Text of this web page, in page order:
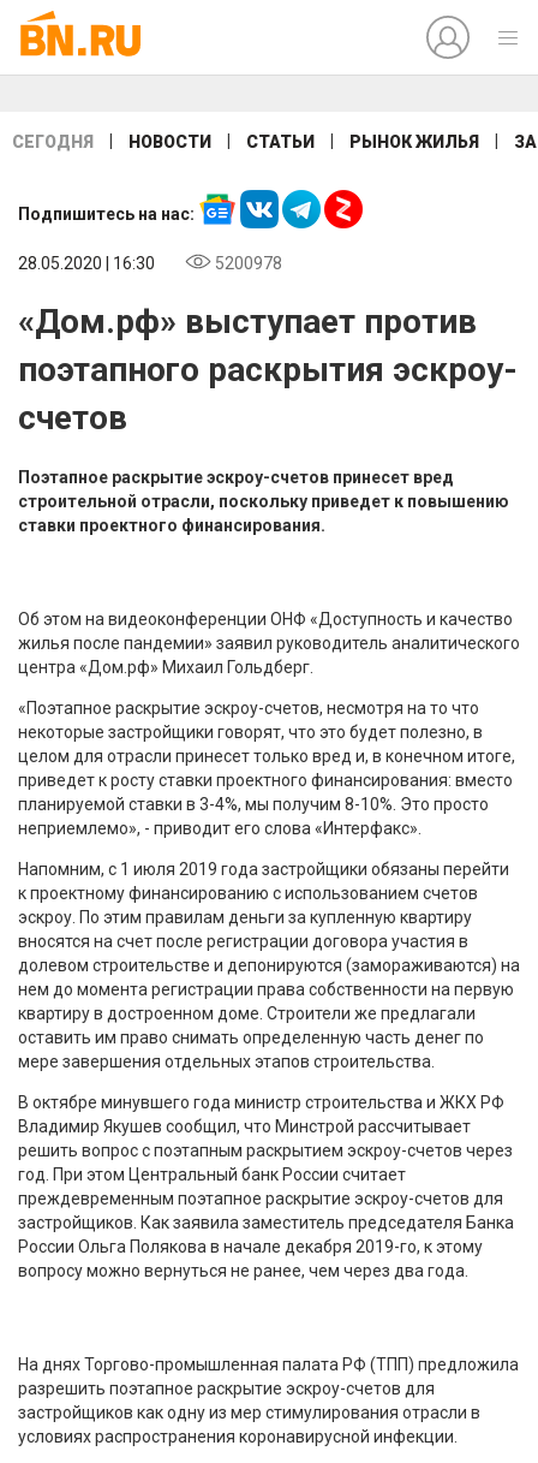
СЕГОДНЯ НОВОСТИ СТАТЬИ РЫНОК ЖИЛЬЯ
Подпишитесь на нас:
28.05.2020 | 16:30 5200978
«Дом.рф» выступает против
поэтапного раскрытия эскроу-
счетов
Поэтапное раскрытие эскроу-счетов принесет вред
строительной отрасли, поскольку приведет к повышению
ставки проектного финансирования.
Об этом на видеоконференции ОНФ «Доступность и качество
жилья после пандемии» заявил руководитель аналитического
центра «Дом.рф» Михаил Гольдберг.
«Поэтапное раскрытие эскроу-счетов, несмотря на то что
некоторые застройщики говорят, что это будет полезно, в
целом для отрасли принесет только вред и, в конечном итоге,
приведет к росту ставки проектного финансирования: вместо
планируемой ставки в 3-4%, мы получим 8-10%. Это просто
неприемлемо», - приводит его слова «Интерфакс».
Напомним, с 1 июля 2019 года застройщики обязаны перейти
к проектному финансированию с использованием счетов
эскроу. По этим правилам деньги за купленную квартиру
вносятся на счет после регистрации договора участия в
долевом строительстве и депонируются (замораживаются) на
нем до момента регистрации права собственности на первую
квартиру в достроенном доме. Строители же предлагали
оставить им право снимать определенную часть денег по
мере завершения отдельных этапов строительства.
В октябре минувшего года министр строительства и ЖКХ РФ
Владимир Якушев сообщил, что Минстрой рассчитывает
решить вопрос с поэтапным раскрытием эскроу-счетов через
год. При этом Центральный банк России считает
преждевременным поэтапное раскрытие эскроу-счетов для
застройщиков. Как заявила заместитель председателя Банка
России Ольга Полякова в начале декабря 2019-го, к этому
вопросу можно вернуться не ранее, чем через два года.
На днях Торгово-промышленная палата РФ (ТПП) предложила
разрешить поэтапное раскрытие эскроу-счетов для
застройщиков как одну из мер стимулирования отрасли в
условиях распространения коронавирусной инфекции.